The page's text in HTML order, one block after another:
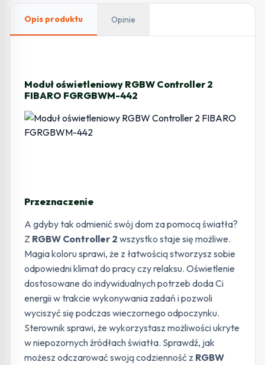
Opis produktu Opinie
Moduł oświetleniowy RGBW Controller 2
FIBARO FGRGBWM-442
Przeznaczenie
A gdyby tak odmienić swój dom za pomocą światła?
Z RGBW Controller 2 wszystko staje się możliwe.
Magia koloru sprawi, że z łatwością stworzysz sobie
odpowiedni klimat do pracy czy relaksu. Oświetlenie
dostosowane do indywidualnych potrzeb doda Ci
energii w trakcie wykonywania zadań i pozwoli
wyciszyć się podczas wieczornego odpoczynku.
Sterownik sprawi, że wykorzystasz możliwości ukryte
w niepozornych źródłach światła. Sprawdź, jak
możesz odczarować swoją codzienność z RGBW